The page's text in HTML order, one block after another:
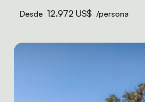
Desde 12.972 US$ /persona